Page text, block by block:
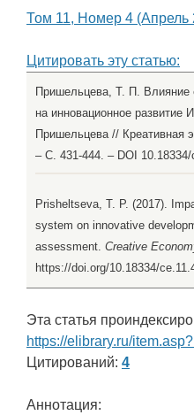
Том 11, Номер 4 (Апрель
Цитировать эту статью:
Пришельцева, Т. П. Влияние
на инновационное развитие
Пришельцева // Креативная
– С. 431-444. – DOI 10.18334/
Prisheltseva, T. P. (2017).
system on innovative
assessment. Creative
https://doi.org/10.18334/
Эта статья
https://elibrary.ru/
Цитирований: 4
Аннотация: